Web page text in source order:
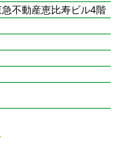
不動産恵比寿ビル4階